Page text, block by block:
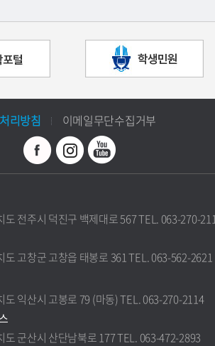
리방침 이메일무단수집거부
도 전주시 덕진구 백제대로 567 TEL. 063-270-
도 고창군 고창읍 태봉로 361 TEL. 063-562-2621
도 익산시 고봉로 79 (마동) TEL. 063-270-2114
도 군산시 산단남북로 177 TEL. 063-472-2893